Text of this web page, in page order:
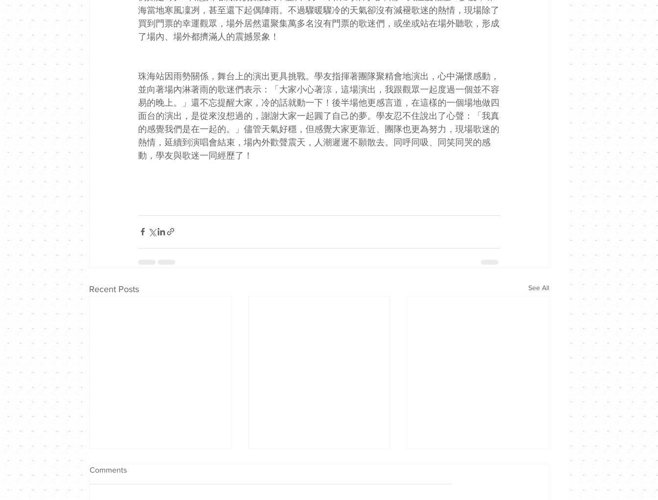
海當地寒風凜冽，甚至還下起偶陣雨。不過驟暖驟冷的天氣卻沒有減褪歌迷的熱情，現場除了
買到門票的幸運觀眾，場外居然還聚集萬多名沒有門票的歌迷們，或坐或站在場外聽歌，形成
了場內、場外都擠滿人的震撼景象！
珠海站因雨勢關係，舞台上的演出更具挑戰。學友指揮著團隊聚精會地演出，心中滿懷感動，
並向著場內淋著雨的歌迷們表示：「大家小心著涼，這場演出，我跟觀眾一起度過一個並不容
易的晚上。」還不忘提醒大家，冷的話就動一下！後半場他更感言道，在這樣的一個場地做四
面台的演出，是從來沒想過的，謝謝大家一起圓了自己的夢。學友忍不住說出了心聲：「我真
的感覺我們是在一起的。」儘管天氣好穩，但感覺大家更靠近、團隊也更為努力，現場歌迷的
熱情，延續到演唱會結束，場內外歡聲震天，人潮遲遲不願散去。同呼同吸、同笑同哭的感
動，學友與歌迷一同經歷了！
Recent Posts See All
Comments